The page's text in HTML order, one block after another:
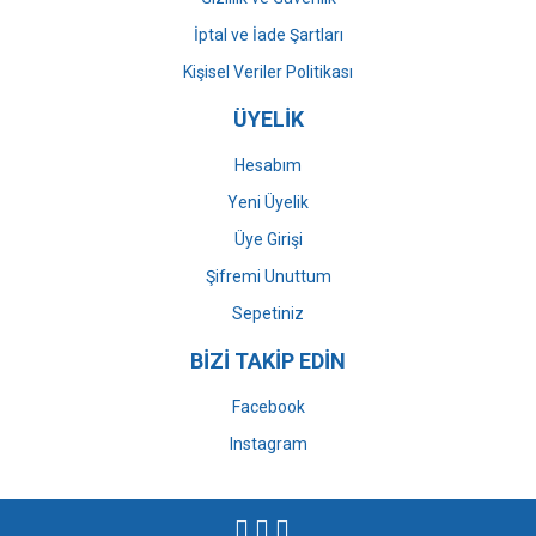
İptal ve İade Şartları
Kişisel Veriler Politikası
ÜYELİK
Hesabım
Yeni Üyelik
Üye Girişi
Şifremi Unuttum
Sepetiniz
BİZİ TAKİP EDİN
Facebook
Instagram